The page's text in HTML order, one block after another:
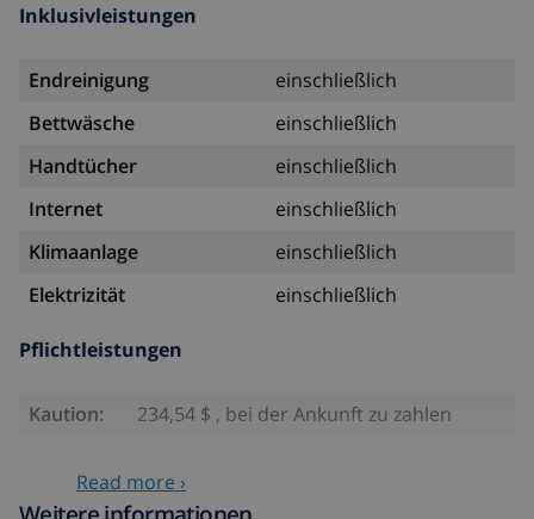
Inklusivleistungen
Endreinigung
einschließlich
Bettwäsche
einschließlich
Handtücher
einschließlich
Internet
einschließlich
Klimaanlage
einschließlich
Elektrizität
einschließlich
Pflichtleistungen
Kaution: 234,54 $ , bei der Ankunft zu zahlen
Optionale leistungen
Read more ›